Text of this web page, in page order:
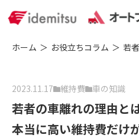
ホーム お役立ちコラム 若
2023.11.17 維持費 車の知識
若者の車離れの理由と
本当に高い維持費だけ